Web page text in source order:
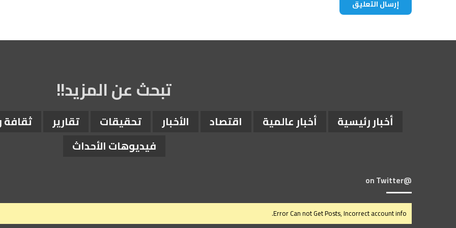
تبحث عن المزيد!!
أخبار رئيسية أخبار عالمية اقتصاد الأخبار تحقيقات تقارير
فيديوهات الأحداث
@on Twitter
Error Can not Get Posts, Incorrect account info.